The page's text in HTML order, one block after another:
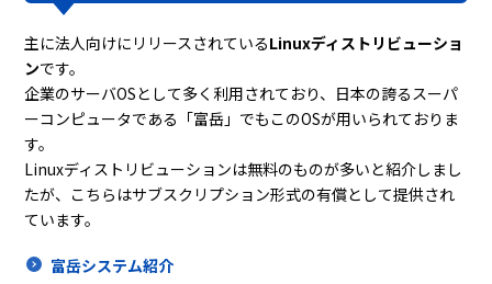
主に法人向けにリリースされているLinuxディストリビューショ
ンです。
企業のサーバOSとして多く利用されており、日本の誇るスーパ
ーコンピュータである「富岳」でもこのOSが用いられておりま
す。
Linuxディストリビューションは無料のものが多いと紹介しまし
たが、こちらはサブスクリプション形式の有償として提供され
ています。
富岳システム紹介